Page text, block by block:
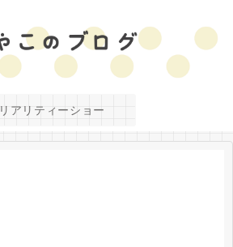
リアリティーショー